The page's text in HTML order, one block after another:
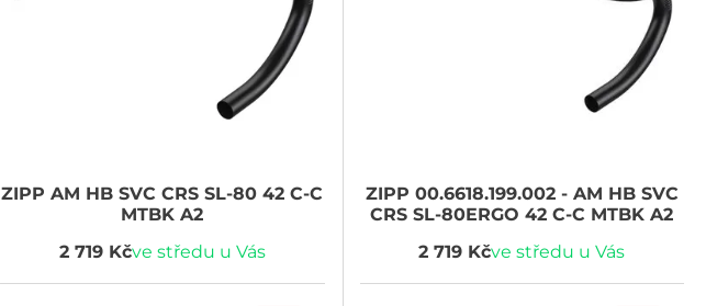
ZIPP AM HB SVC CRS SL-80 42 C-C
MTBK A2
2 719 Kčve středu u Vás
ZIPP 00.6618.199.002 - AM HB SVC
CRS SL-80ERGO 42 C-C MTBK A2
2 719 Kčve středu u Vás